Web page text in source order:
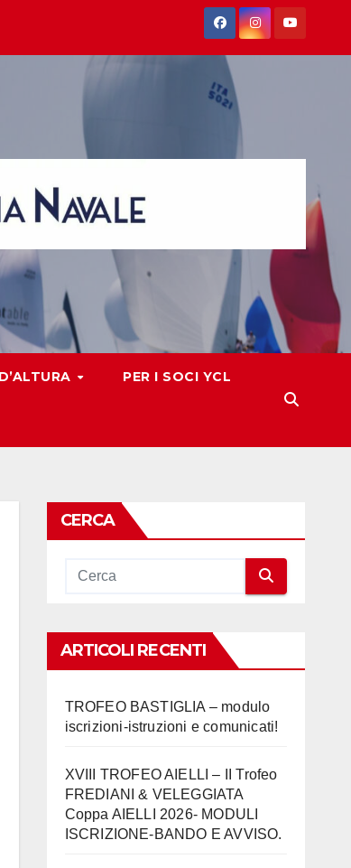
PER I SOCI YCL
CERCA
ARTICOLI RECENTI
TROFEO BASTIGLIA – modulo
iscrizioni-istruzioni e comunicati!
XVIII TROFEO AIELLI – II Trofeo
FREDIANI & VELEGGIATA
Coppa AIELLI 2026- MODULI
ISCRIZIONE-BANDO E AVVISO.